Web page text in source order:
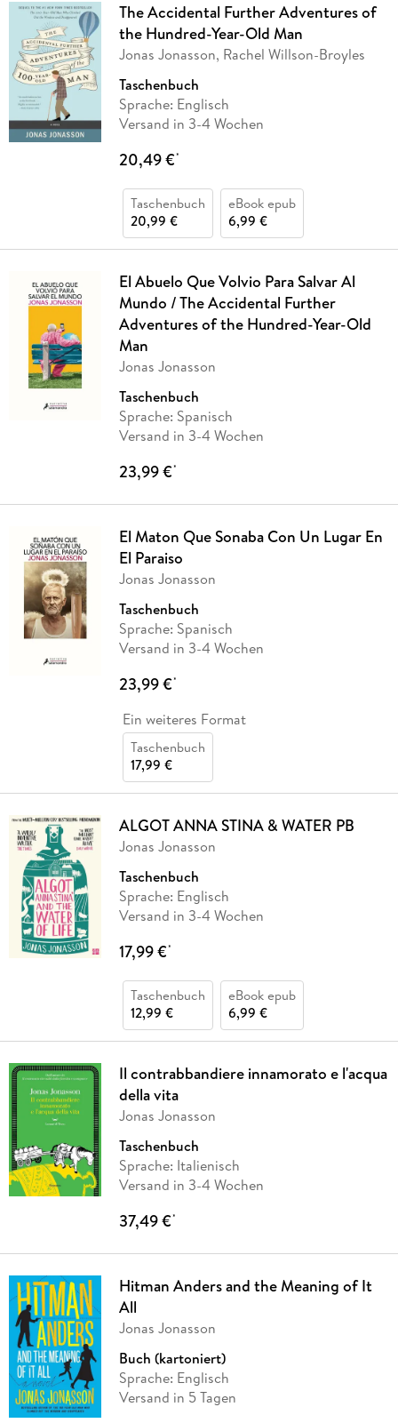
The Accidental Further Adventures of
the Hundred-Year-Old Man
Jonas Jonasson, Rachel Willson-Broyles
Taschenbuch
Sprache: Englisch
Versand in 3-4 Wochen
20,49 €*
Taschenbuch
20,99 €
eBook epub
6,99 €
El Abuelo Que Volvio Para Salvar Al
Mundo / The Accidental Further
Adventures of the Hundred-Year-Old
Man
Jonas Jonasson
Taschenbuch
Sprache: Spanisch
Versand in 3-4 Wochen
23,99 €*
El Maton Que Sonaba Con Un Lugar En
El Paraiso
Jonas Jonasson
Taschenbuch
Sprache: Spanisch
Versand in 3-4 Wochen
23,99 €*
Ein weiteres Format
Taschenbuch
17,99 €
ALGOT ANNA STINA & WATER PB
Jonas Jonasson
Taschenbuch
Sprache: Englisch
Versand in 3-4 Wochen
17,99 €*
Taschenbuch
12,99 €
eBook epub
6,99 €
Il contrabbandiere innamorato e l'acqua
della vita
Jonas Jonasson
Taschenbuch
Sprache: Italienisch
Versand in 3-4 Wochen
37,49 €*
Hitman Anders and the Meaning of It
All
Jonas Jonasson
Buch (kartoniert)
Sprache: Englisch
Versand in 5 Tagen